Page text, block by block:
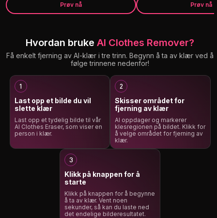
Prøv nå Prøv nå
Hvordan bruke AI Clothes Remover?
Få enkelt fjerning av AI-klær i tre trinn. Begynn å ta av klær ved å
følge trinnene nedenfor!
Last opp et bilde du vil
slette klær
Last opp et tydelig bilde til vår
AI Clothes Eraser, som viser en
person i klær.
Skisser området for
fjerning av klær
AI oppdager og markerer
klesregionen på bildet. Klikk for
å velge området for fjerning av
klær.
Klikk på knappen for å
starte
Klikk på knappen for å begynne
å ta av klær. Vent noen
sekunder, så kan du laste ned
det endelige bilderesultatet.